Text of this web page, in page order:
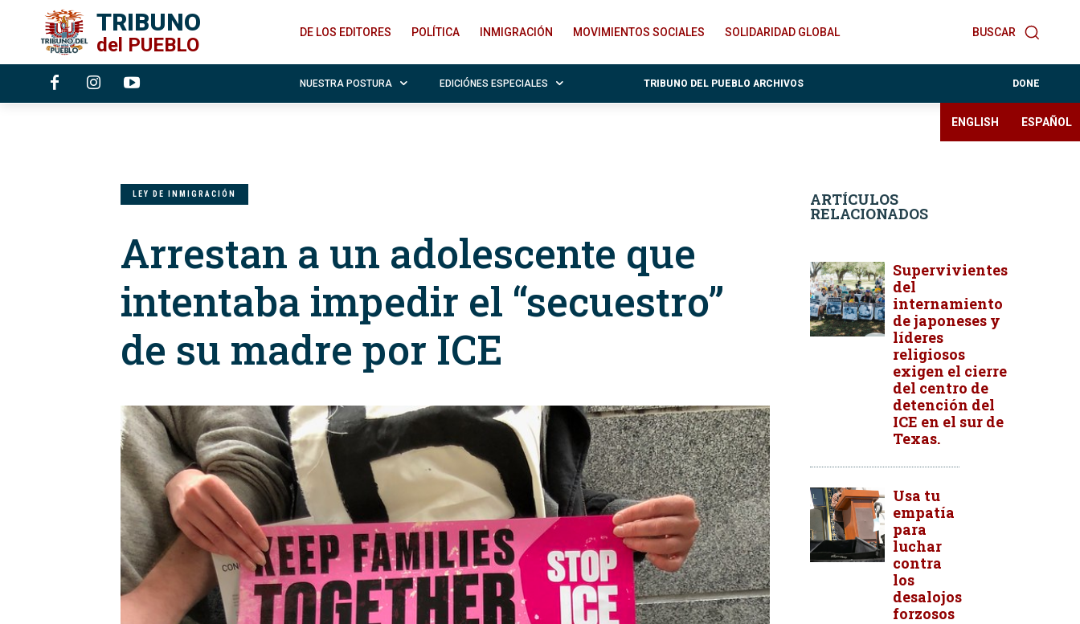
TRIBUNO
del PUEBLO
BUSCAR
DE LOS EDITORES POLÍTICA INMIGRACIÓN MOVIMIENTOS SOCIALES SOLIDARIDAD GLOBAL
NUESTRA POSTURA EDICIÓNES ESPECIALES TRIBUNO DEL PUEBLO ARCHIVOS DONE
ENGLISH ESPAÑOL
LEY DE INMIGRACIÓN
Arrestan a un adolescente que
intentaba impedir el “secuestro”
de su madre por ICE
ARTÍCULOS
RELACIONADOS
Supervivientes
del
internamiento
de japoneses y
líderes
religiosos
exigen el cierre
del centro de
detención del
ICE en el sur de
Texas.
Usa tu
empatía
para
luchar
contra
los
desalojos
forzosos